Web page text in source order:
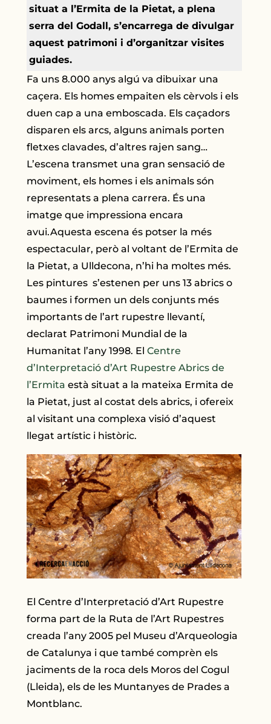
situat a l’Ermita de la Pietat, a plena
serra del Godall, s’encarrega de divulgar
aquest patrimoni i d’organitzar visites
guiades.
Fa uns 8.000 anys algú va dibuixar una
caçera. Els homes empaiten els cèrvols i els
duen cap a una emboscada. Els caçadors
disparen els arcs, alguns animals porten
fletxes clavades, d’altres rajen sang…
L’escena transmet una gran sensació de
moviment, els homes i els animals són
representats a plena carrera. És una
imatge que impressiona encara
avui.Aquesta escena és potser la més
espectacular, però al voltant de l’Ermita de
la Pietat, a Ulldecona, n’hi ha moltes més.
Les pintures s’estenen per uns 13 abrics o
baumes i formen un dels conjunts més
importants de l’art rupestre llevantí,
declarat Patrimoni Mundial de la
Humanitat l’any 1998. ElCentre
d’Interpretació d’Art Rupestre Abrics de
l’Ermita està situat a la mateixa Ermita de
la Pietat, just al costat dels abrics, i ofereix
al visitant una complexa visió d’aquest
llegat artístic i històric.
El Centre d’Interpretació d’Art Rupestre
forma part de la Ruta de l’Art Rupestres
creada l’any 2005 pel Museu d’Arqueologia
de Catalunya i que també comprèn els
jaciments de la roca dels Moros del Cogul
(Lleida), els de les Muntanyes de Prades a
Montblanc.